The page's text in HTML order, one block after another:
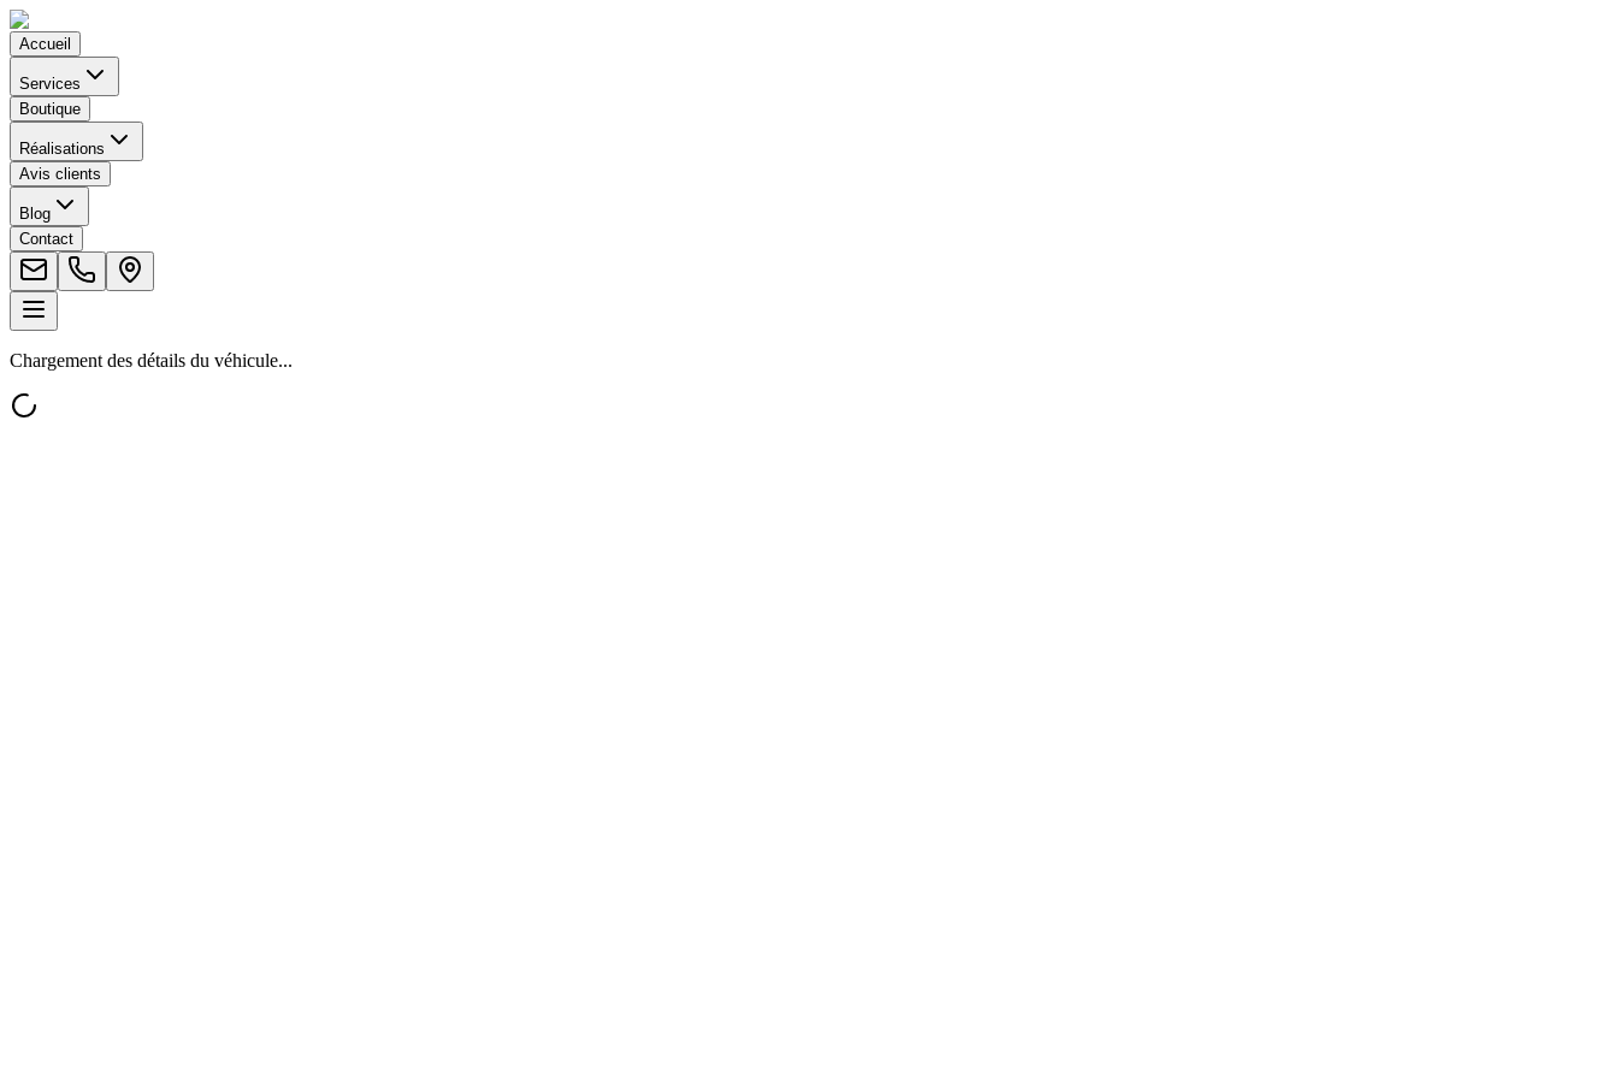
Accueil
Services
Boutique
Réalisations
Avis clients
Blog
Contact
Chargement des détails du véhicule...